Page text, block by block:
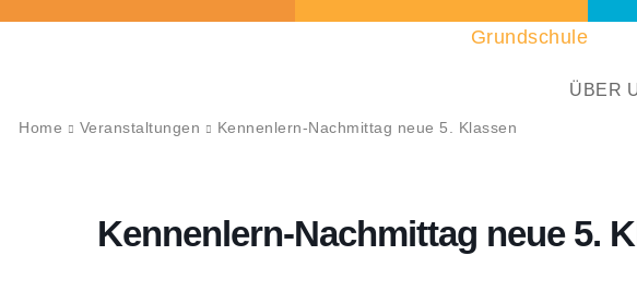
Grundschule
ÜBER
Home Veranstaltungen Kennenlern-Nachmittag neue 5. Klassen
Kennenlern-Nachmittag neue 5.